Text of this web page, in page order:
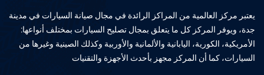
يعتبر مركز العالمية من المراكز الرائدة في مجال صيانة السيارات في مدينة
جدة، ويوفر المركز كل ما يتعلق بمجال تصليح السيارات بمختلف أنواعها:
الأمريكية، الكورية، اليابانية والألمانية والأوربية وكذلك الصينية وغيرها من
السيارات، كما أن المركز مجهز بأحدث الأجهزة والتقنيات